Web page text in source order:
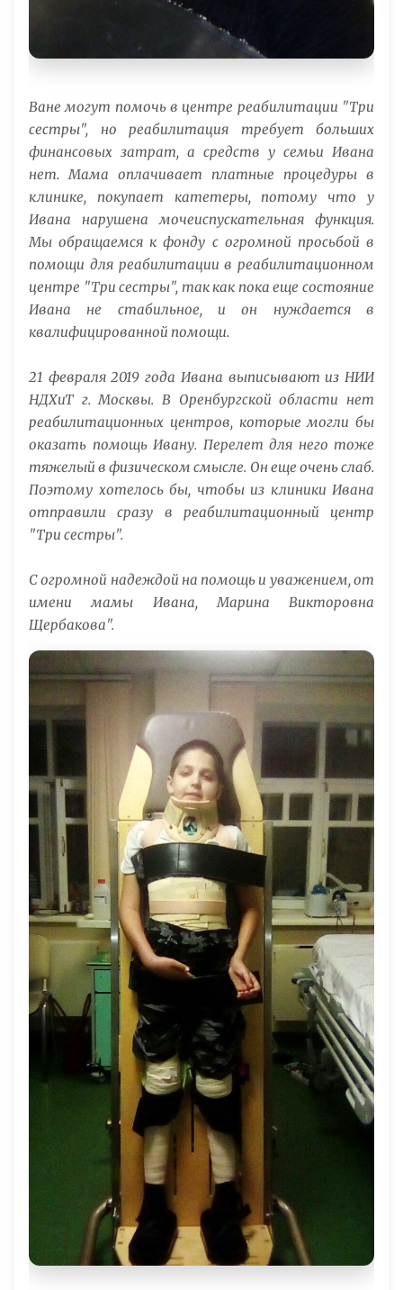
Ване могут помочь в центре реабилитации "Три
сестры", но реабилитация требует больших
финансовых затрат, а средств у семьи Ивана
нет. Мама оплачивает платные процедуры в
клинике, покупает катетеры, потому что у
Ивана нарушена мочеиспускательная функция.
Мы обращаемся к фонду с огромной просьбой в
помощи для реабилитации в реабилитационном
центре "Три сестры", так как пока еще состояние
Ивана не стабильное, и он нуждается в
квалифицированной помощи.
21 февраля 2019 года Ивана выписывают из НИИ
НДХиТ г. Москвы. В Оренбургской области нет
реабилитационных центров, которые могли бы
оказать помощь Ивану. Перелет для него тоже
тяжелый в физическом смысле. Он еще очень слаб.
Поэтому хотелось бы, чтобы из клиники Ивана
отправили сразу в реабилитационный центр
"Три сестры".
С огромной надеждой на помощь и уважением, от
имени мамы Ивана, Марина Викторовна
Щербакова".